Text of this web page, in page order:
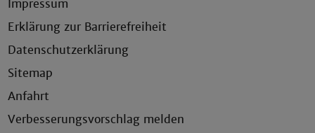
Impressum
Erklärung zur Barrierefreiheit
Datenschutzerklärung
Sitemap
Anfahrt
Verbesserungsvorschlag melden